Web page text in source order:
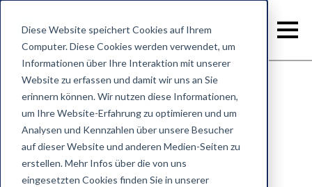
Diese Website speichert Cookies auf Ihrem
Computer. Diese Cookies werden verwendet, um
Informationen über Ihre Interaktion mit unserer
Website zu erfassen und damit wir uns an Sie
erinnern können. Wir nutzen diese Informationen,
um Ihre Website-Erfahrung zu optimieren und um
Analysen und Kennzahlen über unsere Besucher
auf dieser Website und anderen Medien-Seiten zu
erstellen. Mehr Infos über die von uns
eingesetzten Cookies finden Sie in unserer
Zurück zum TMS-Systeme